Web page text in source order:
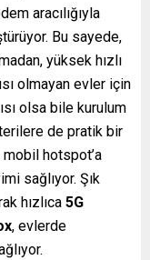
aracılığıyla
Bu sayede,
yüksek hızlı
olmayan evler için
olsa bile kurulum
de pratik bir
mobil hotspot’a
sağlıyor. Şık
hızlıca 5G
, evlerde